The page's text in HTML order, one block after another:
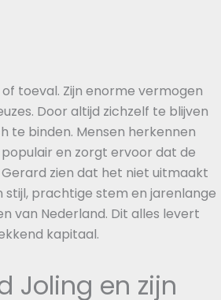
toeval. Zijn enorme vermogen
Door altijd zichzelf te blijven
te binden. Mensen herkennen
en zorgt ervoor dat de
zien dat het niet uitmaakt
stijl, prachtige stem en jarenlange
van Nederland. Dit alles levert
kapitaal.
Joling en zijn